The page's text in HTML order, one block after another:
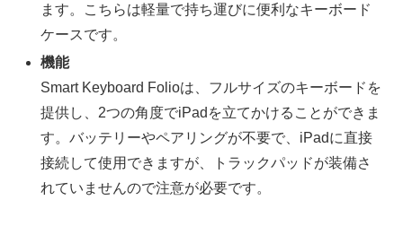
ます。こちらは軽量で持ち運びに便利なキーボード
ケースです。
機能
Smart Keyboard Folioは、フルサイズのキーボードを
提供し、2つの角度でiPadを立てかけることができま
す。バッテリーやペアリングが不要で、iPadに直接
接続して使用できますが、トラックパッドが装備さ
れていませんので注意が必要です。